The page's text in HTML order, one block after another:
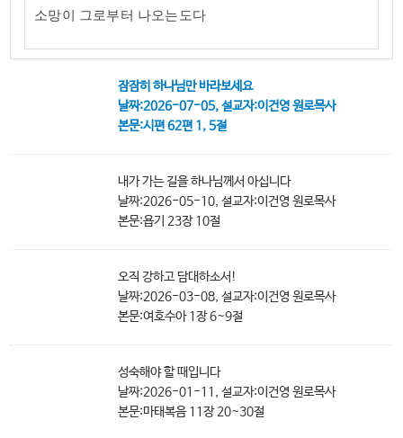
소망이 그로부터 나오는도다
잠잠히 하나님만 바라보세요
날짜:2026-07-05, 설교자:이건영 원로목사
본문:시편 62편 1, 5절
내가 가는 길을 하나님께서 아십니다
날짜:2026-05-10, 설교자:이건영 원로목사
본문:욥기 23장 10절
오직 강하고 담대하소서!
날짜:2026-03-08, 설교자:이건영 원로목사
본문:여호수아 1장 6~9절
성숙해야 할 때입니다
날짜:2026-01-11, 설교자:이건영 원로목사
본문:마태복음 11장 20~30절